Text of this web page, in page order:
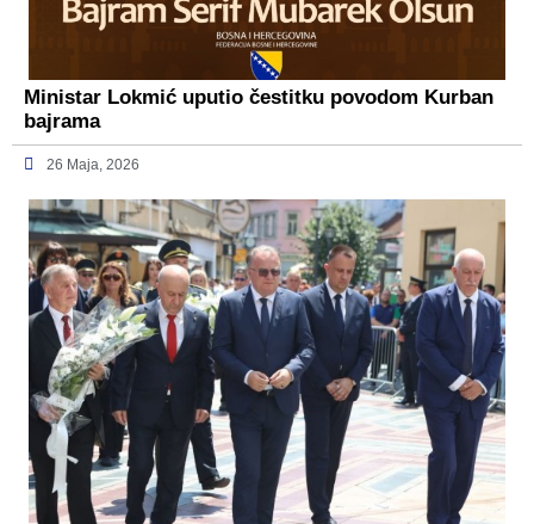
Ministar Lokmić uputio čestitku povodom Kurban
bajrama
26 Maja, 2026